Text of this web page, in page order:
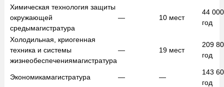
Химическая технология защиты
окружающей
средымагистратура
— 10 мест
44
год
Холодильная, криогенная
техника и системы
жизнеобеспечениямагистратура
— 19 мест
209
год
Экономикамагистратура — —
143
год